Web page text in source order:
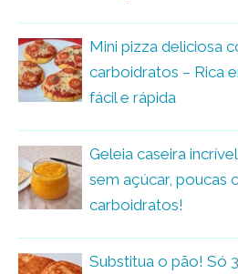
Mini pizza deliciosa
carboidratos – Rica
fácil e rápida
Geleia caseira
sem açúcar, poucas
carboidratos!
Substitua o pão! Só